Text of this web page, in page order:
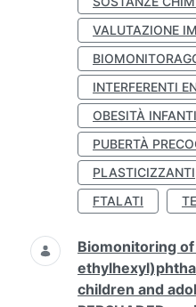
VALUTAZIONE
INTERFERENTI
OBESITÀ
PUBERTÀ
PLASTICIZZANTI
FTALATI
Biomonitoring
children and